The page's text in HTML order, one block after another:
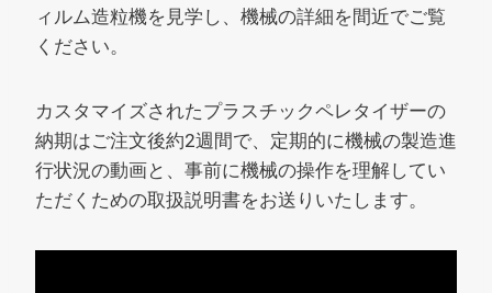
ィルム造粒機を見学し、機械の詳細を間近でご覧
ください。
カスタマイズされたプラスチックペレタイザーの
納期はご注文後約2週間で、定期的に機械の製造進
行状況の動画と、事前に機械の操作を理解してい
ただくための取扱説明書をお送りいたします。